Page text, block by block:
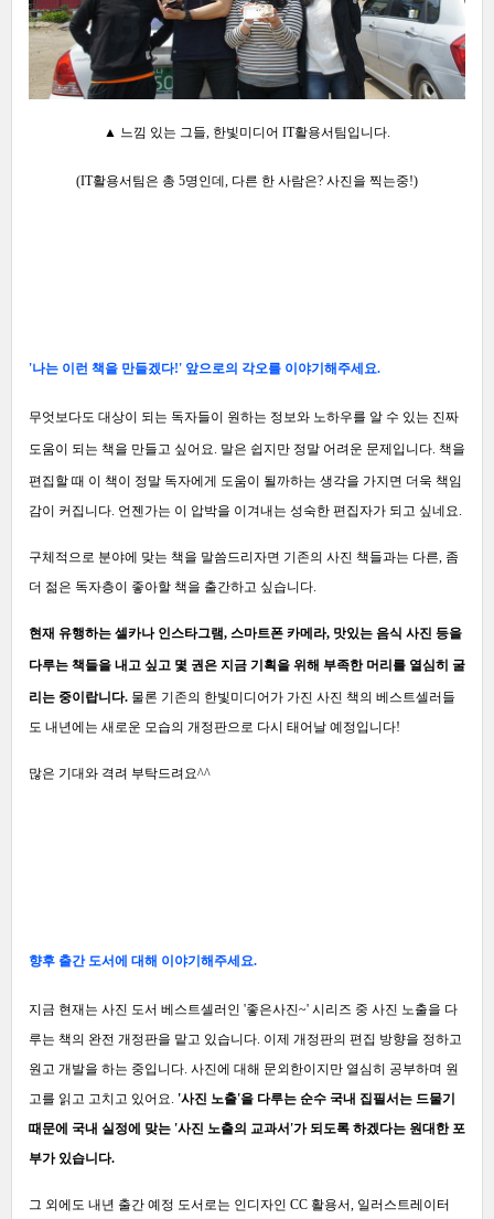
▲ 느낌 있는 그들, 한빛미디어 IT활용서팀 입니다.
(IT활용서팀은 총 5명인데, 다른 한 사람은? 사진을 찍는중!)
'나는 이런 책을 만들겠다!' 앞으로의 각오를 이야기해주세요.
무엇보다도 대상이 되는 독자들이 원하는 정보와 노하우를 알 수 있는 진짜
도움이 되는 책을 만들고 싶어요. 말은 쉽지만 정말 어려운 문제입니다. 책을
편집할 때 이 책이 정말 독자에게 도움이 될까하는 생각을 가지면 더욱 책임
감이 커집니다. 언젠가는 이 압박을 이겨내는 성숙한 편집자가 되고 싶네요.
구체적으로 분야에 맞는 책을 말씀드리자면 기존의 사진 책들과는 다른, 좀
더 젊은 독자층이 좋아할 책을 출간하고 싶습니다.
현재 유행하는 셀카나 인스타그램, 스마트폰 카메라, 맛있는 음식 사진 등을
다루는 책들을 내고 싶고 몇 권은 지금 기획을 위해 부족한 머리를 열심히 굴
리는 중이랍니다. 물론 기존의 한빛미디어가 가진 사진 책의 베스트셀러들
도 내년에는 새로운 모습의 개정판으로 다시 태어날 예정입니다!
많은 기대와 격려 부탁드려요^^
향후 출간 도서에 대해 이야기해주세요.
지금 현재는 사진 도서 베스트셀러인 '좋은사진~' 시리즈 중 사진 노출을 다
루는 책의 완전 개정판을 맡고 있습니다. 이제 개정판의 편집 방향을 정하고
원고 개발을 하는 중입니다. 사진에 대해 문외한이지만 열심히 공부하며 원
고를 읽고 고치고 있어요. '사진 노출'을 다루는 순수 국내 집필서는 드물기
때문에 국내 실정에 맞는 '사진 노출의 교과서'가 되도록 하겠다는 원대한 포
부가 있습니다.
그 외에도 내년 출간 예정 도서로는 인디자인 CC 활용서, 일러스트레이터